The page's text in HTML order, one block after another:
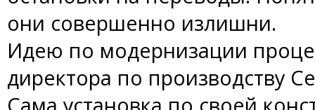
они совершенно излишни.
Идею по модернизации
директора по производству